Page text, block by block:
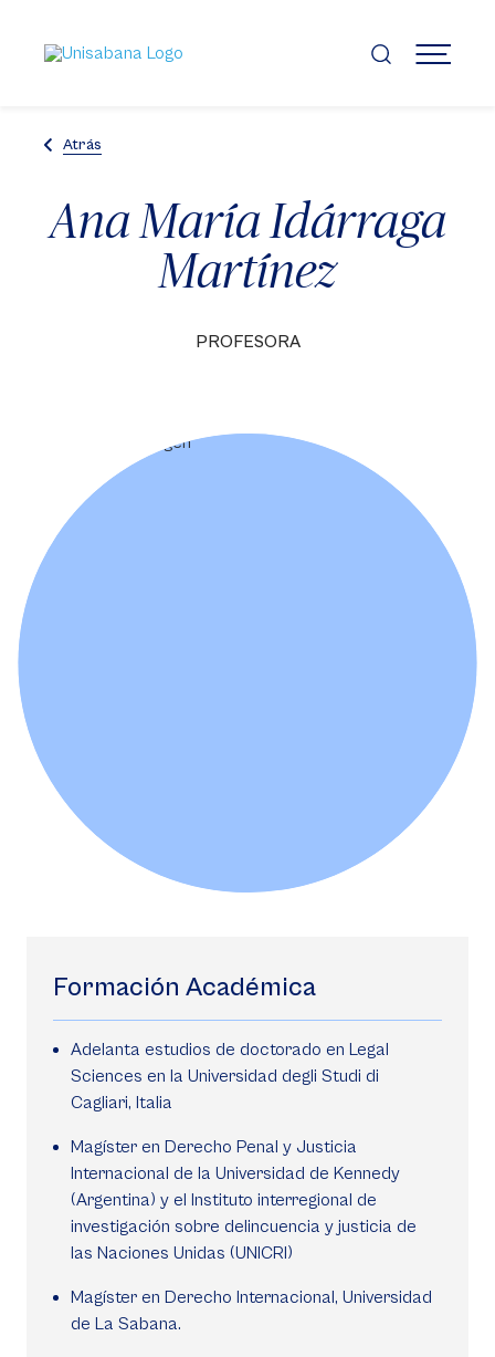
contenido
principal
MENÚ
Atrás
Ana María Idárraga
Martínez
PROFESORA
Formación Académica
Adelanta estudios de doctorado en Legal
Sciences en la Universidad degli Studi di
Cagliari, Italia
Magíster en Derecho Penal y Justicia
Internacional de la Universidad de Kennedy
(Argentina) y el Instituto interregional de
investigación sobre delincuencia y justicia de
las Naciones Unidas (UNICRI)
Magíster en Derecho Internacional, Universidad
de La Sabana.